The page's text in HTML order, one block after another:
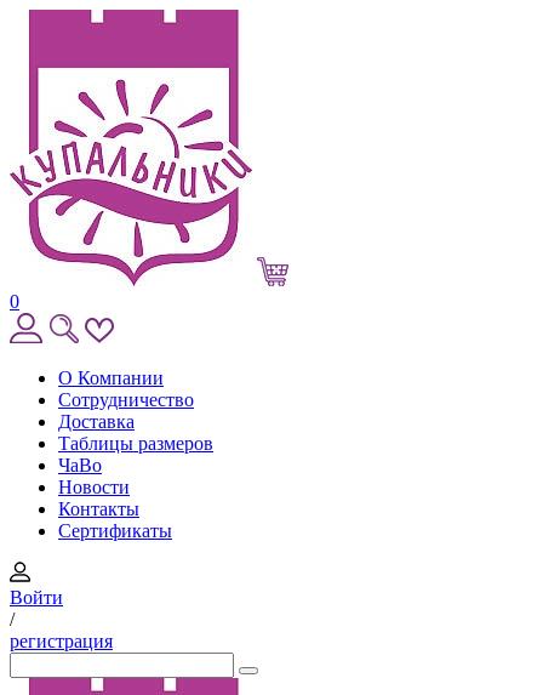
0
О Компании
Сотрудничество
Доставка
Таблицы размеров
ЧаВо
Новости
Контакты
Сертификаты
Войти
/
регистрация